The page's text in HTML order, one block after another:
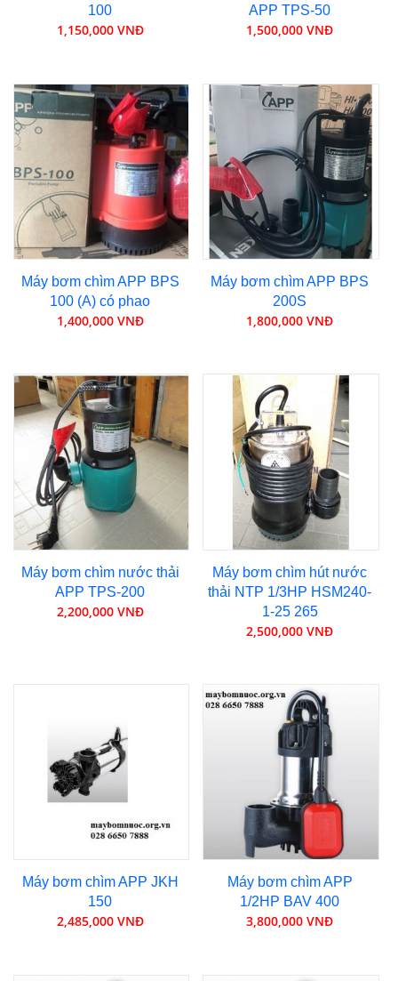
100
1,150,000 VNĐ
APP TPS-50
1,500,000 VNĐ
Máy bơm chìm APP BPS
100 (A) có phao
1,400,000 VNĐ
Máy bơm chìm APP BPS
200S
1,800,000 VNĐ
Máy bơm chìm nước thải
APP TPS-200
2,200,000 VNĐ
Máy bơm chìm hút nước
thải NTP 1/3HP HSM240-
1-25 265
2,500,000 VNĐ
Máy bơm chìm APP JKH
150
2,485,000 VNĐ
Máy bơm chìm APP
1/2HP BAV 400
3,800,000 VNĐ